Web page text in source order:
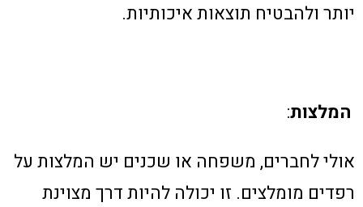
יותר ולהבטיח תוצאות איכותיות.
המלצות:
אולי לחברים, משפחה או שכנים יש המלצות על
רפדים מומלצים. זו יכולה להיות דרך מצוינת